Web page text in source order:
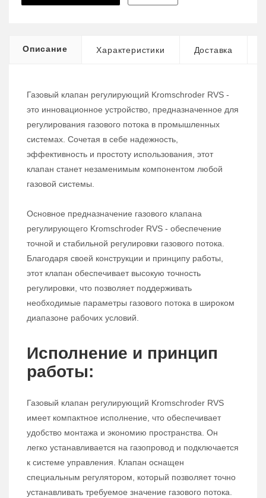
Описание Характеристики Доставка
Газовый клапан регулирующий Kromschroder RVS -
это инновационное устройство, предназначенное для
регулирования газового потока в промышленных
системах. Сочетая в себе надежность,
эффективность и простоту использования, этот
клапан станет незаменимым компонентом любой
газовой системы.
Основное предназначение газового клапана
регулирующего Kromschroder RVS - обеспечение
точной и стабильной регулировки газового потока.
Благодаря своей конструкции и принципу работы,
этот клапан обеспечивает высокую точность
регулировки, что позволяет поддерживать
необходимые параметры газового потока в широком
диапазоне рабочих условий.
Исполнение и принцип
работы:
Газовый клапан регулирующий Kromschroder RVS
имеет компактное исполнение, что обеспечивает
удобство монтажа и экономию пространства. Он
легко устанавливается на газопровод и подключается
к системе управления. Клапан оснащен
специальным регулятором, который позволяет точно
устанавливать требуемое значение газового потока.